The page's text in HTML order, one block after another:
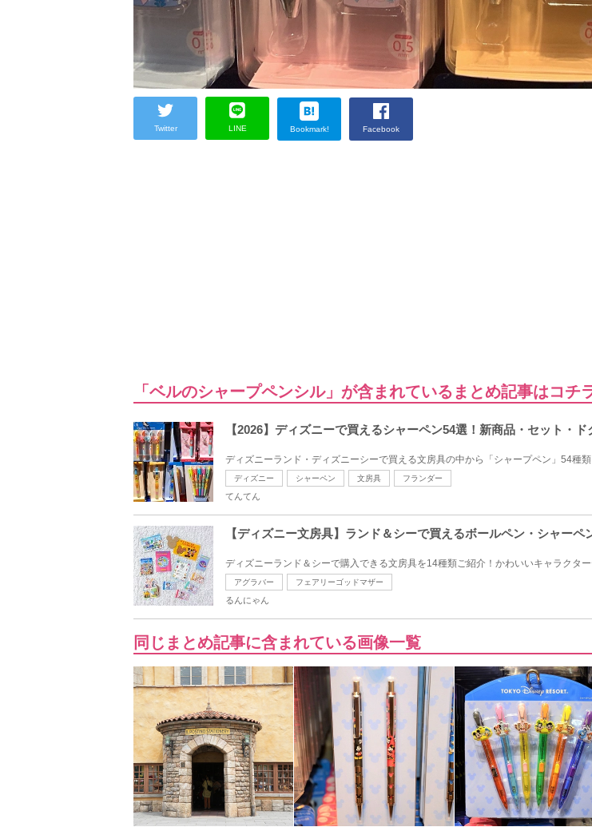
Twitter LINE Bookmark! Facebook
「ベルのシャープペンシル」が含まれているまとめ記事はコチ
【2026】ディズニーで買えるシャーペン54選！新商品・セット・
ディズニーランド・ディズニーシーで買える文房具の中から「シャープペン」54種
ディズニー シャーペン 文房具 フランダー
てんてん
【ディズニー文房具】ランド＆シーで買えるボールペン・シャー
ディズニーランド＆シーで購入できる文房具を14種類ご紹介！かわいいキャラクタ
アグラバー フェアリーゴッドマザー
るんにゃん
同じまとめ記事に含まれている画像一覧